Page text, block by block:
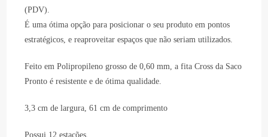
(PDV).
É uma ótima opção para posicionar o seu produto em pontos
estratégicos, e reaproveitar espaços que não seriam utilizados.
Feito em Polipropileno grosso de 0,60 mm, a fita Cross da Saco
Pronto é resistente e de ótima qualidade.
3,3 cm de largura, 61 cm de comprimento
Possui 12 estações.